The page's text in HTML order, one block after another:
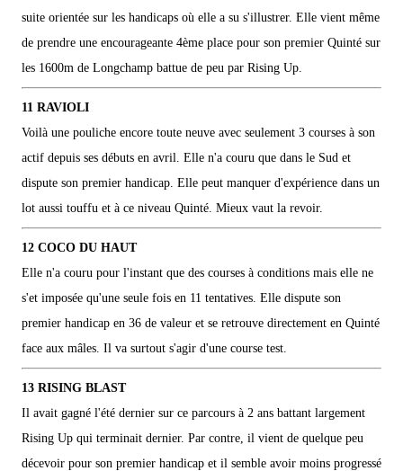
suite orientée sur les handicaps où elle a su s'illustrer. Elle vient même
de prendre une encourageante 4ème place pour son premier Quinté sur
les 1600m de Longchamp battue de peu par Rising Up.
11 RAVIOLI
Voilà une pouliche encore toute neuve avec seulement 3 courses à son
actif depuis ses débuts en avril. Elle n'a couru que dans le Sud et
dispute son premier handicap. Elle peut manquer d'expérience dans un
lot aussi touffu et à ce niveau Quinté. Mieux vaut la revoir.
12 COCO DU HAUT
Elle n'a couru pour l'instant que des courses à conditions mais elle ne
s'et imposée qu'une seule fois en 11 tentatives. Elle dispute son
premier handicap en 36 de valeur et se retrouve directement en Quinté
face aux mâles. Il va surtout s'agir d'une course test.
13 RISING BLAST
Il avait gagné l'été dernier sur ce parcours à 2 ans battant largement
Rising Up qui terminait dernier. Par contre, il vient de quelque peu
décevoir pour son premier handicap et il semble avoir moins progressé